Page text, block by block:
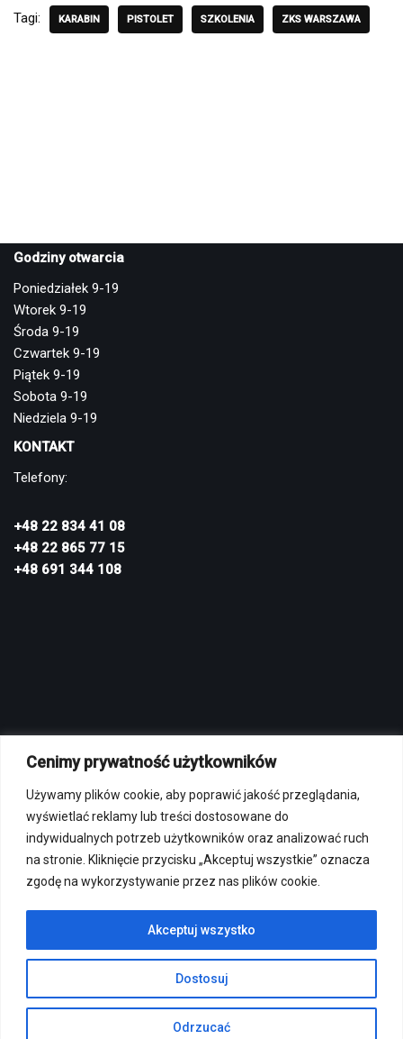
Cenimy prywatność użytkowników
Używamy plików cookie, aby poprawić jakość przeglądania,
wyświetlać reklamy lub treści dostosowane do
indywidualnych potrzeb użytkowników oraz analizować ruch
na stronie. Kliknięcie przycisku „Akceptuj wszystkie” oznacza
zgodę na wykorzystywanie przez nas plików cookie.
Dostosuj
Odrzucać
Akceptuj wszystko
Tagi: KARABIN PISTOLET SZKOLENIA ZKS WARSZAWA
Godziny otwarcia
Poniedziałek 9-19
Wtorek 9-19
Środa 9-19
Czwartek 9-19
Piątek 9-19
Sobota 9-19
Niedziela 9-19
KONTAKT
Telefony:
+48 22 834 41 08
+48 22 865 77 15
+48 691 344 108
MENU
Polityka prywatności
Regulamin sklepu internetowego
Regulamin strzelnicy
Regulamin korzystania z osi strzeleckich
Portal
Cennik strzelnicy